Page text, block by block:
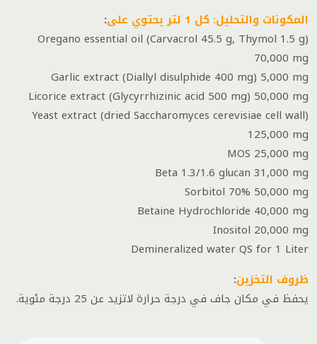
المكونات والتحليل: كل 1 لتر يحتوي على
:
Oregano essential oil (Carvacrol 45.5 g, Thymol 1.5 g)
70,000 mg
Garlic extract (Diallyl disulphide 400 mg) 5,000 mg
Licorice extract (Glycyrrhizinic acid 500 mg) 50,000 mg
Yeast extract (dried Saccharomyces cerevisiae cell wall)
125,000 mg
MOS 25,000 mg
Beta 1.3/1.6 glucan 31,000 mg
Sorbitol 70% 50,000 mg
Betaine Hydrochloride 40,000 mg
Inositol 20,000 mg
Demineralized water QS for 1 Liter
ظروف التخزين:
يحفظ في مكان جاف في درجة حرارة لاتزيد عن 25 درجة مئوية.